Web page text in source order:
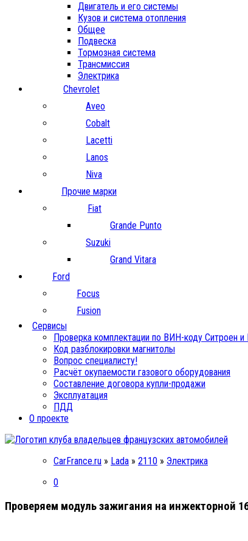
Двигатель и его системы
Кузов и система отопления
Общее
Подвеска
Тормозная система
Трансмиссия
Электрика
Chevrolet
Aveo
Cobalt
Lacetti
Lanos
Niva
Прочие марки
Fiat
Grande Punto
Suzuki
Grand Vitara
Ford
Focus
Fusion
Сервисы
Проверка комплектации по ВИН-коду Ситроен
Код разблокировки магнитолы
Вопрос специалисту!
Расчёт окупаемости газового оборудования
Составление договора купли-продажи
Эксплуатация
ПДД
О проекте
CarFrance.ru » Lada » 2110 » Электрика
0
Проверяем модуль зажигания на инжекторной